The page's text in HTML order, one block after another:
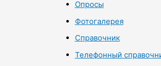
Опросы
Фотогалерея
Справочник
Телефонный